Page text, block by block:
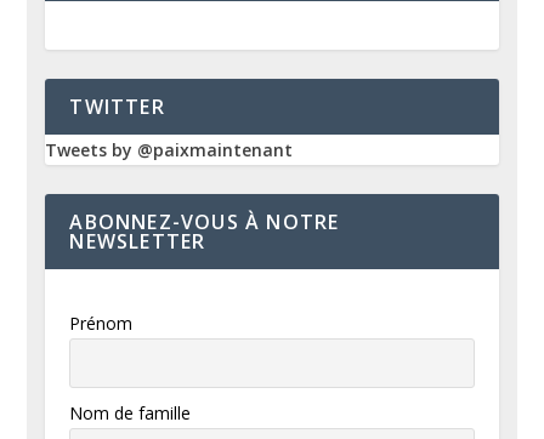
TWITTER
Tweets by @paixmaintenant
ABONNEZ-VOUS À NOTRE
NEWSLETTER
Prénom
Nom de famille